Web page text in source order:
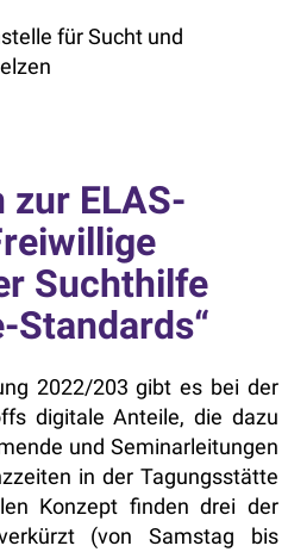
für Sucht und
ELAS-
Suchthilfe
Standards“
2022/203 gibt es bei der
digitale Anteile, die dazu
und Seminarleitungen
in der Tagungsstätte
Konzept finden drei der
(von Samstag bis